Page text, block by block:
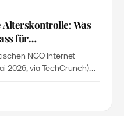
Was
für
NGO Internet
2026, via TechCrunch)
- teils reicht ein mit